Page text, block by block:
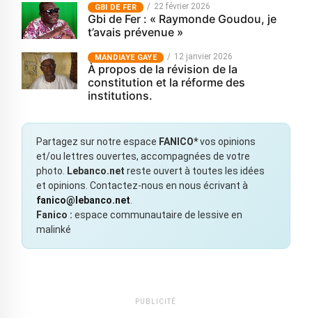
GBI DE FER 22 février 2026
Gbi de Fer : « Raymonde Goudou, je
t’avais prévenue »
MANDIAYE GAYE 12 janvier 2026
À propos de la révision de la
constitution et la réforme des
institutions.
Partagez sur notre espace FANICO*vos opinions
et/ou lettres ouvertes, accompagnées de votre
photo.
Lebanco.net reste ouvert à toutes les idées
et opinions. Contactez-nous en nous écrivant à
fanico@lebanco.net
Fanico : espace communautaire de lessive en
malinké
PUBLICITÉ